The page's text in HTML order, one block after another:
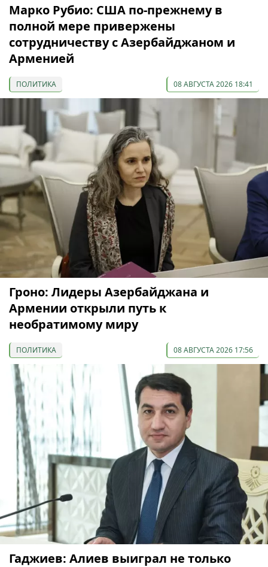
Марко Рубио: США по-прежнему в
полной мере привержены
сотрудничеству с Азербайджаном и
Арменией
ПОЛИТИКА 08 АВГУСТА 2026 18:41
Гроно: Лидеры Азербайджана и
Армении открыли путь к
необратимому миру
ПОЛИТИКА 08 АВГУСТА 2026 17:56
Гаджиев: Алиев выиграл не только